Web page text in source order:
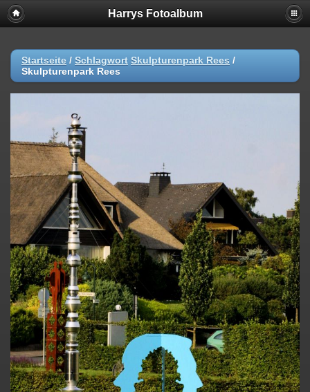
Harrys Fotoalbum
Startseite / Schlagwort Skulpturenpark Rees /
Skulpturenpark Rees